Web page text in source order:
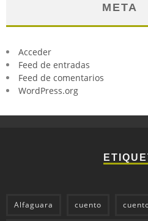
META
Acceder
Feed de entradas
Feed de comentarios
WordPress.org
Alfaguara cuento